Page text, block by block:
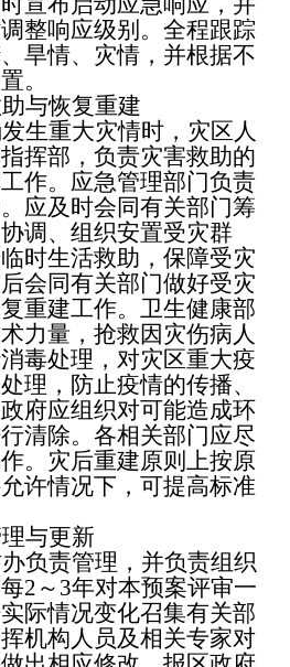
整响应级别。全程跟踪
旱情、灾情，并根据不
。
与恢复重建
发生重大灾情时，灾区人
挥部，负责灾害救助的
作。应急管理部门负责
应及时会同有关部门筹
调、组织安置受灾群
时生活救助，保障受灾
会同有关部门做好受灾
重建工作。卫生健康部
力量，抢救因灾伤病人
毒处理，对灾区重大疫
理，防止疫情的传播、
府应组织对可能造成环
清除。各相关部门应尽
。灾后重建原则上按原
许情况下，可提高标准
与更新
负责管理，并负责组织
2～3年对本预案评审一
际情况变化召集有关部
机构人员及相关专家对